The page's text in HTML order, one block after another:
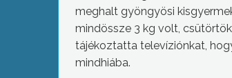
meghalt gyöngyösi
mindössze 3 kg volt,
tájékoztatta televíziónkat,
mindhiába.